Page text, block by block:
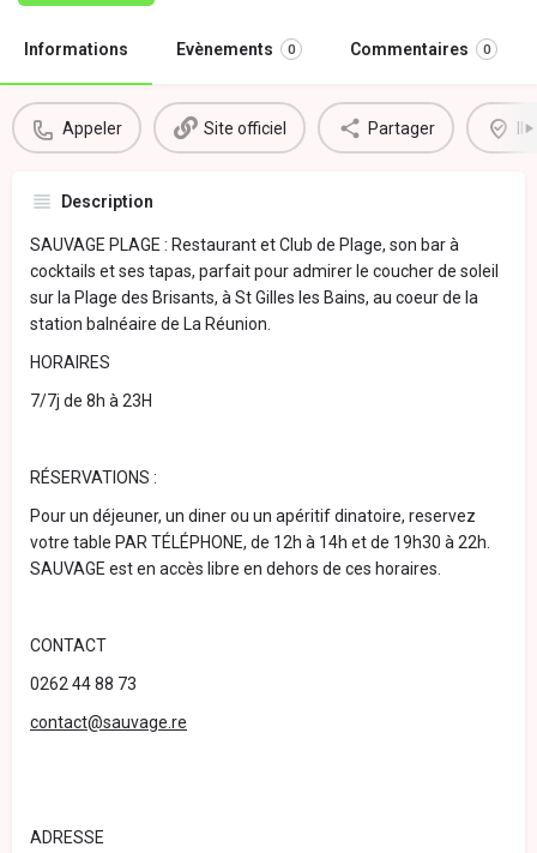
Informations Evènements 0 Commentaires 0
Appeler Site officiel Partager Il
Description
SAUVAGE PLAGE : Restaurant et Club de Plage, son bar à
cocktails et ses tapas, parfait pour admirer le coucher de soleil
sur la Plage des Brisants, à St Gilles les Bains, au coeur de la
station balnéaire de La Réunion.
HORAIRES
7/7j de 8h à 23H
RÉSERVATIONS :
Pour un déjeuner, un diner ou un apéritif dinatoire, reservez
votre table PAR TÉLÉPHONE, de 12h à 14h et de 19h30 à 22h.
SAUVAGE est en accès libre en dehors de ces horaires.
CONTACT
0262 44 88 73
contact@sauvage.re
ADRESSE